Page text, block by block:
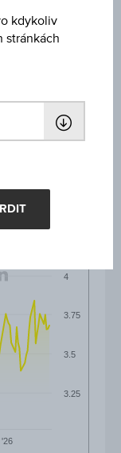
3.25
3.5
3.75
4
kdykoliv
stránkách